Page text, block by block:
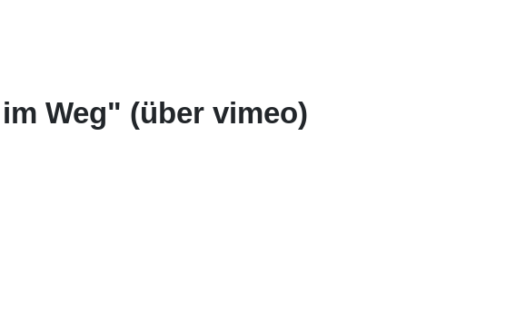
Weg" (über vimeo)